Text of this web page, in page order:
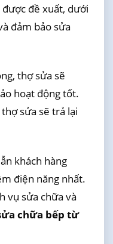
được đề xuất, dưới
đảm bảo sửa
thợ sửa sẽ
hoạt động tốt.
sửa sẽ trả lại
khách hàng
điện năng nhất.
vụ sửa chữa và
chữa bếp từ